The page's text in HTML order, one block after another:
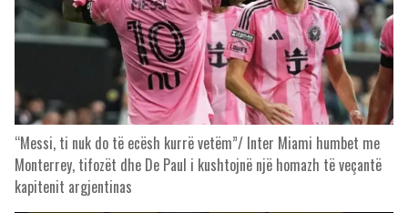
“Messi, ti nuk do të ecësh kurrë vetëm”/ Inter Miami humbet me
Monterrey, tifozët dhe De Paul i kushtojnë një homazh të veçantë
kapitenit argjentinas